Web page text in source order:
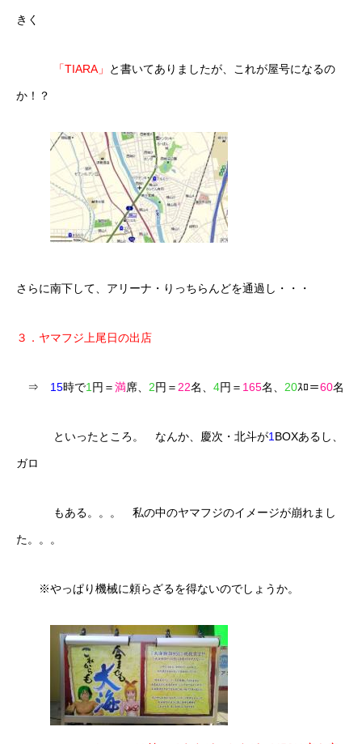
きく
「TIARA」 と書いてありましたが、これが屋号になるの
か！？
さらに南下して、アリーナ・りっちらんどを通過し・・・
３．ヤマフジ上尾日の出店
⇒ 15時で1 円＝満席、 2円＝ 22名、 4円＝ 165名、 20ｽﾛ＝60名
といったところ。 なんか、慶次・北斗が1 BOXあるし、
ガロ
もある。。。 私の中のヤマフジのイメージが崩れまし
た。。。
※やっぱり機械に頼らざるを得ないのでしょうか。